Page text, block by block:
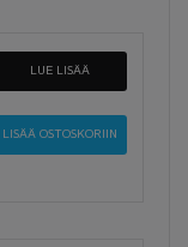
LUE LISÄÄ